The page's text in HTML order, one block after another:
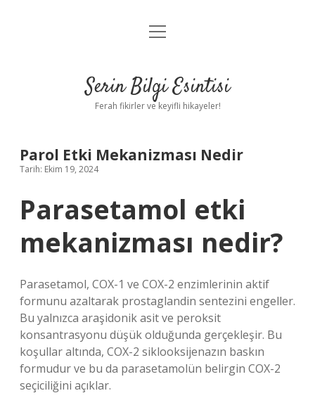
Anasayfa
Yasal Uyarı
menüyü
Serin Bilgi Esintisi
Ferah fikirler ve keyifli hikayeler!
Parol Etki Mekanizması Nedir
Tarih: Ekim 19, 2024
Parasetamol etki
mekanizması nedir?
Parasetamol, COX-1 ve COX-2 enzimlerinin aktif
formunu azaltarak prostaglandin sentezini engeller.
Bu yalnızca araşidonik asit ve peroksit
konsantrasyonu düşük olduğunda gerçekleşir. Bu
koşullar altında, COX-2 siklooksijenazın baskın
formudur ve bu da parasetamolün belirgin COX-2
seçiciliğini açıklar.